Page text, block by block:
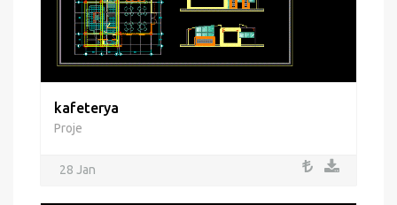
kafeterya
Proje
28 Jan